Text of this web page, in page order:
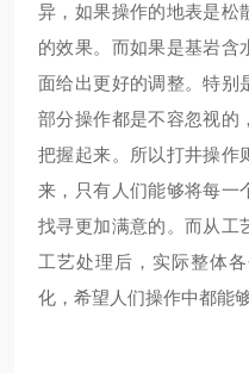
异，如果操作的地表是松
的效果。而如果是基岩含
面给出更好的调整。特别
部分操作都是不容忽视的
把握起来。所以打井操作
来，只有人们能够将每一
找寻更加满意的。而从工
工艺处理后，实际整体
化，希望人们操作中都能